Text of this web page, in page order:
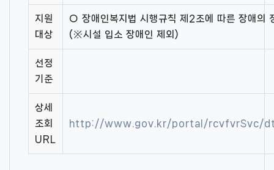
지원
대상
○ 장애인복지법 시행규칙 제2조에 따른 장애의
(※시설 입소 장애인 제외)
선정
기준
상세
조회
URL
http://www.gov.kr/portal/rcvfvrSvc/